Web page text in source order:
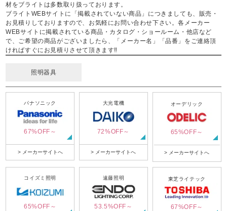
材をブライトは多数取り扱っております。
ブライトWEBサイトに「掲載されていない商品」につきましても、販売・
お見積りしておりますので、お気軽にお問い合わせ下さい。各メーカー
WEBサイトに掲載されている商品・カタログ・ショールーム・他店など
で、ご希望の商品がございましたら、「メーカー名」「品番」をご連絡頂
ければすぐにお見積りさせて頂きます‼
照明器具
パナソニック
67%OFF～
> メーカーサイトへ
大光電機
72%OFF～
> メーカーサイトへ
オーデリック
65%OFF～
> メーカーサイトへ
コイズミ照明
65%OFF～
遠藤照明
53.5%OFF～
東芝ライテック
67%OFF～